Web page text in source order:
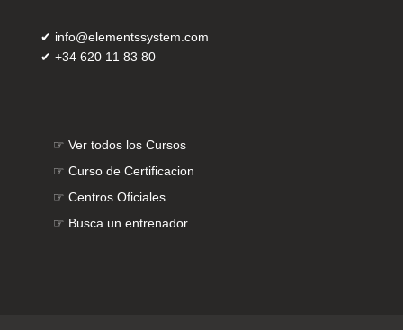
✔ info@elementssystem.com
✔ +34 620 11 83 80
☞ Ver todos los Cursos
☞ Curso de Certificacion
☞ Centros Oficiales
☞ Busca un entrenador